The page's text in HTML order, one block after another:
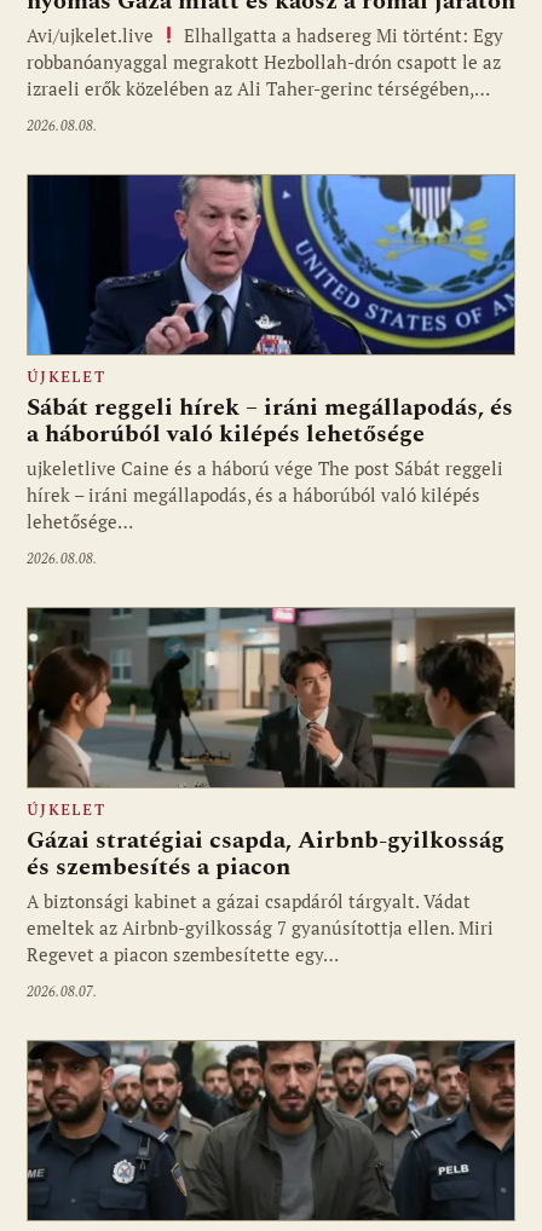
Avi/ujkelet.live
Elhallgatta a hadsereg Mi történt: Egy
robbanóanyaggal megrakott Hezbollah-drón csapott le az
izraeli erők közelében az Ali Taher-gerinc térségében,…
2026.08.08.
Fotó: ujkelet.live
ÚJKELET
Sábát reggeli hírek – iráni megállapodás, és
a háborúból való kilépés lehetősége
ujkeletlive Caine és a háború vége The post Sábát reggeli
hírek – iráni megállapodás, és a háborúból való kilépés
lehetősége…
2026.08.08.
ÚJKELET
Gázai stratégiai csapda, Airbnb-gyilkosság
és szembesítés a piacon
A biztonsági kabinet a gázai csapdáról tárgyalt. Vádat
emeltek az Airbnb-gyilkosság 7 gyanúsítottja ellen. Miri
Regevet a piacon szembesítette egy…
2026.08.07.